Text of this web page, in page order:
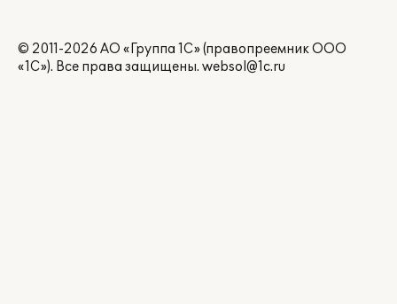
© 2011-2026 АО «Группа 1С» (правопреемник ООО
«1С»). Все права защищены. websol@1c.ru